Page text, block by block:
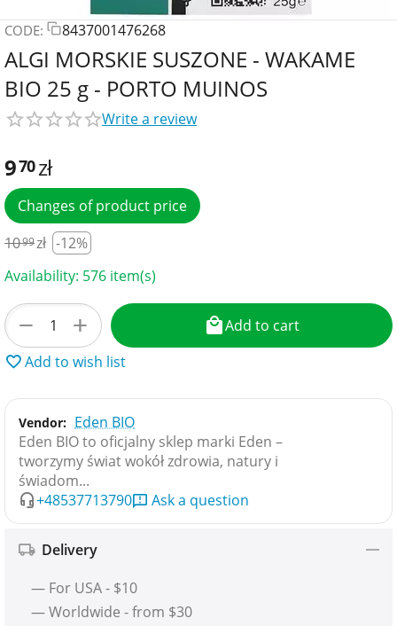
CODE: 8437001476268
ALGI MORSKIE SUSZONE - WAKAME
BIO 25 g - PORTO MUINOS
Write a review
970zł
Changes of product price
1099zł -12%
Availability: 576 item(s)
+
−
Add to cart
Add to wish list
Vendor: Eden BIO
Eden BIO to oficjalny sklep marki Eden –
tworzymy świat wokół zdrowia, natury i
świadom...
+48537713790
Ask a question
Delivery
— For USA - $10
— Worldwide - from $30